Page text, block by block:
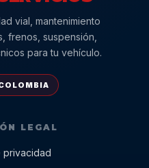
vial, mantenimiento
frenos, suspensión,
para tu vehículo.
LEGAL
privacidad